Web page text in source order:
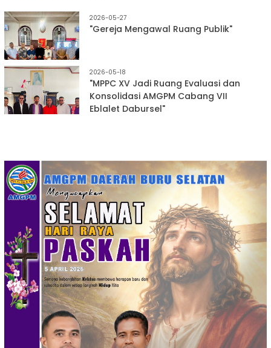
2026-05-27
"Gereja Mengawal Ruang Publik"
2026-05-18
"MPPC XV Jadi Ruang Evaluasi dan
Konsolidasi AMGPM Cabang VII
Eblalet Dabursel"